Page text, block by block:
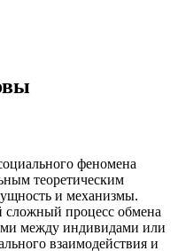
феномена
теоретическим
и механизмы.
сложный процесс обмена
между индивидами или
взаимодействия и